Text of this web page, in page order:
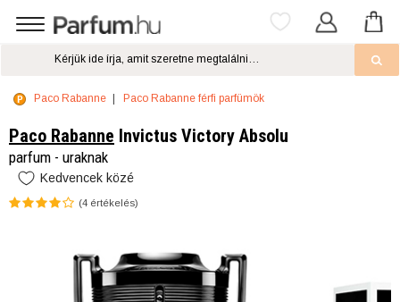
Paco Rabanne Paco Rabanne férfi parfümök
Paco Rabanne Invictus Victory Absolu
parfum - uraknak
Kedvencek közé
(4 értékelés)